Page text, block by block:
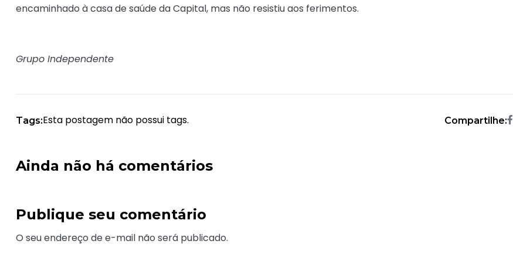
encaminhado à casa de saúde da Capital, mas não resistiu aos ferimentos.
Grupo Independente
Tags:Esta postagem não possui tags. Compartilhe:
Ainda não há comentários
Publique seu comentário
O seu endereço de e-mail não será publicado.